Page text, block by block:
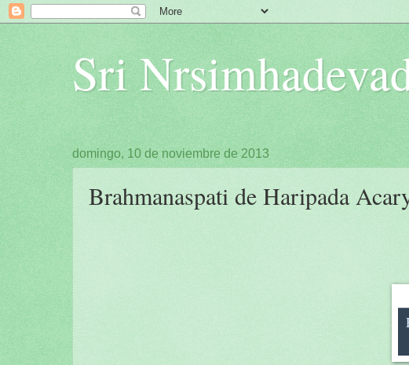
Sri
domingo, 10 de noviembre de 2013
Brahmanaspati de Haripada